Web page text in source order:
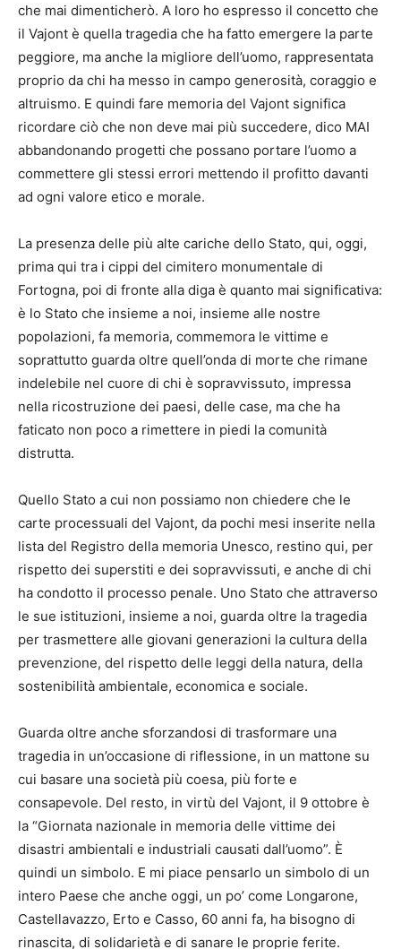
che mai dimenticherò. A loro ho espresso il concetto che
il Vajont è quella tragedia che ha fatto emergere la parte
peggiore, ma anche la migliore dell’uomo, rappresentata
proprio da chi ha messo in campo generosità, coraggio e
altruismo. E quindi fare memoria del Vajont significa
ricordare ciò che non deve mai più succedere, dico MAI
abbandonando progetti che possano portare l’uomo a
commettere gli stessi errori mettendo il profitto davanti
ad ogni valore etico e morale.
La presenza delle più alte cariche dello Stato, qui, oggi,
prima qui tra i cippi del cimitero monumentale di
Fortogna, poi di fronte alla diga è quanto mai significativa:
è lo Stato che insieme a noi, insieme alle nostre
popolazioni, fa memoria, commemora le vittime e
soprattutto guarda oltre quell’onda di morte che rimane
indelebile nel cuore di chi è sopravvissuto, impressa
nella ricostruzione dei paesi, delle case, ma che ha
faticato non poco a rimettere in piedi la comunità
distrutta.
Quello Stato a cui non possiamo non chiedere che le
carte processuali del Vajont, da pochi mesi inserite nella
lista del Registro della memoria Unesco, restino qui, per
rispetto dei superstiti e dei sopravvissuti, e anche di chi
ha condotto il processo penale. Uno Stato che attraverso
le sue istituzioni, insieme a noi, guarda oltre la tragedia
per trasmettere alle giovani generazioni la cultura della
prevenzione, del rispetto delle leggi della natura, della
sostenibilità ambientale, economica e sociale.
Guarda oltre anche sforzandosi di trasformare una
tragedia in un’occasione di riflessione, in un mattone su
cui basare una società più coesa, più forte e
consapevole. Del resto, in virtù del Vajont, il 9 ottobre è
la “Giornata nazionale in memoria delle vittime dei
disastri ambientali e industriali causati dall’uomo”. È
quindi un simbolo. E mi piace pensarlo un simbolo di un
intero Paese che anche oggi, un po’ come Longarone,
Castellavazzo, Erto e Casso, 60 anni fa, ha bisogno di
rinascita, di solidarietà e di sanare le proprie ferite.